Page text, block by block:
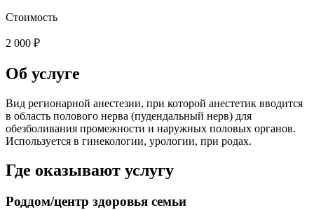
Стоимость
2 000 ₽
Об услуге
Вид регионарной анестезии, при которой анестетик вводится
в область полового нерва (пудендальный нерв) для
обезболивания промежности и наружных половых органов.
Используется в гинекологии, урологии, при родах.
Где оказывают услугу
Роддом/центр здоровья семьи